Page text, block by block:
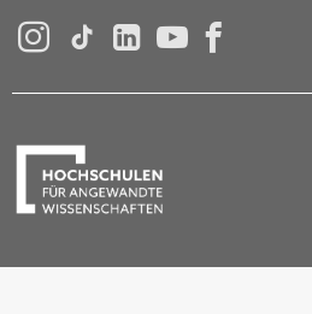
Instagram
Tiktok
LinkedInYouTube